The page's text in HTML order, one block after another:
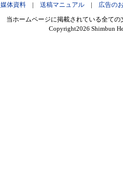
媒体資料| 送稿マニュアル| 広告の
当ホームページに掲載されている全て
Copyright2026 Shimbun